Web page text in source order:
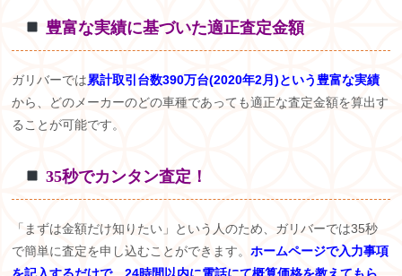
豊富な実績に基づいた適正査定金額
ガリバーでは累計取引台数390万台(2020年2月)という豊富な実績
から、どのメーカーのどの車種であっても適正な査定金額を算出す
ることが可能です。
35秒でカンタン査定！
「まずは金額だけ知りたい」という人のため、ガリバーでは35秒
で簡単に査定を申し込むことができます。ホームページで入力事項
を記入するだけで、24時間以内に電話にて概算価格を教えてもら